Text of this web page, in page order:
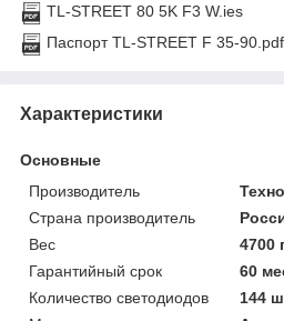
TL-STREET 80 5K F3 W.ies
Паспорт TL-STREET F 35-90.pdf
Характеристики
Основные
Производитель
Страна производитель
Вес
4700
Гарантийный срок
60
Количество светодиодов
144